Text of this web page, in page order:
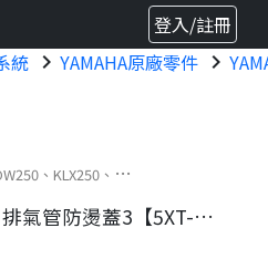
登入/註冊
統 chevron_right YAMAHA原廠零件 chevron_right
、KLX250、
Tricker、DTX 360、
氣管防燙蓋3【5XT-